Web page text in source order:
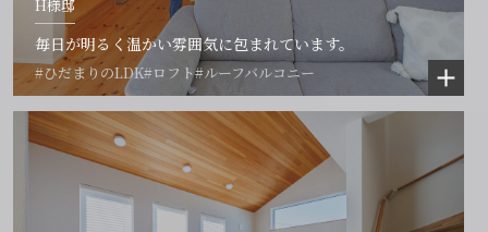
H様邸
毎日が明るく温かい雰囲気に包まれています。
#ひだまりのLDK#ロフト#ルーフバルコニー